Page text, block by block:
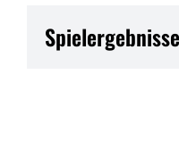
Spielergebnisse